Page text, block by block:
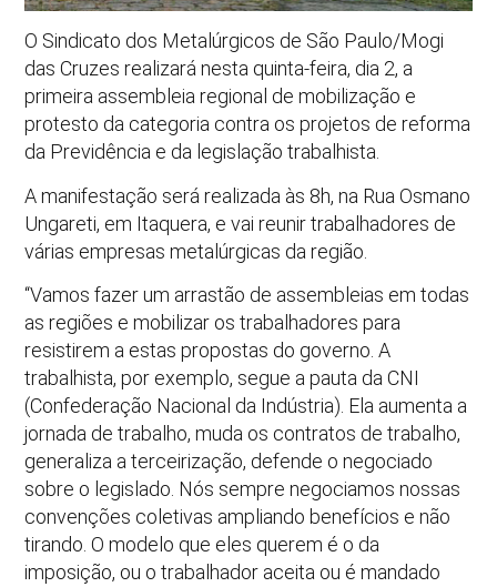
O Sindicato dos Metalúrgicos de São Paulo/Mogi
das Cruzes realizará nesta quinta-feira, dia 2, a
primeira assembleia regional de mobilização e
protesto da categoria contra os projetos de reforma
da Previdência e da legislação trabalhista.
A manifestação será realizada às 8h, na Rua Osmano
Ungareti, em Itaquera, e vai reunir trabalhadores de
várias empresas metalúrgicas da região.
“Vamos fazer um arrastão de assembleias em todas
as regiões e mobilizar os trabalhadores para
resistirem a estas propostas do governo. A
trabalhista, por exemplo, segue a pauta da CNI
(Confederação Nacional da Indústria). Ela aumenta a
jornada de trabalho, muda os contratos de trabalho,
generaliza a terceirização, defende o negociado
sobre o legislado. Nós sempre negociamos nossas
convenções coletivas ampliando benefícios e não
tirando. O modelo que eles querem é o da
imposição, ou o trabalhador aceita ou é mandado